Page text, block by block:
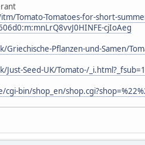
Tomato-Tomatoes-for-short-
cjIoAeg
Griechische-Pflanzen-und-Samen/
Just-Seed-UK/Tomato-/
cgi-bin/shop_en/